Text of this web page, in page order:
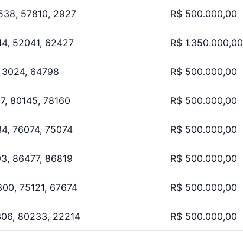
57810, 2927 R$ 500.000,00
52041, 62427 R$ 1.350.000,00
3024, 64798 R$ 500.000,00
80145, 78160 R$ 500.000,00
76074, 75074 R$ 500.000,00
86477, 86819 R$ 500.000,00
75121, 67674 R$ 500.000,00
80233, 22214 R$ 500.000,00